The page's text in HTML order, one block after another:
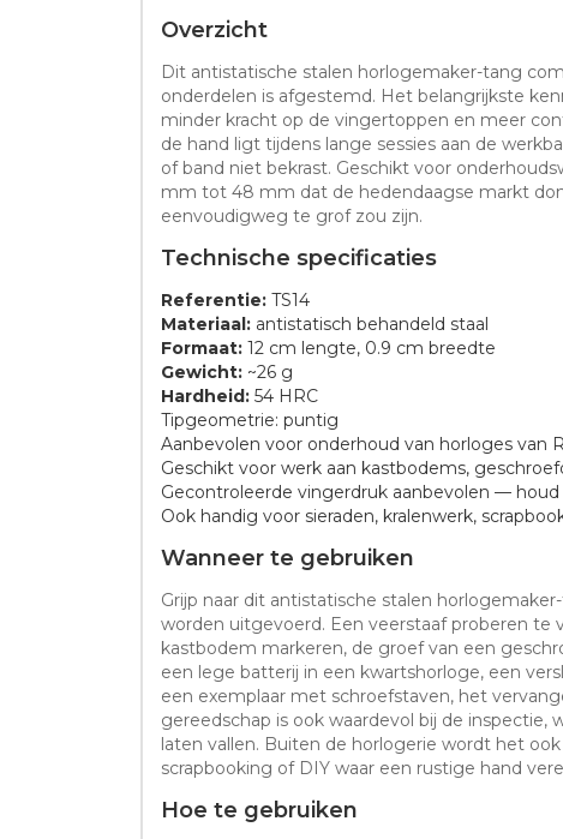
Overzicht
Dit antistatische stalen horlogemaker-tang
onderdelen is afgestemd. Het belangrijkste
minder kracht op de vingertoppen en meer
de hand ligt tijdens lange sessies aan de
of band niet bekrast. Geschikt voor
mm tot 48 mm dat de hedendaagse markt
eenvoudigweg te grof zou zijn.
Technische specificaties
Referentie: TS14
Materiaal: antistatisch behandeld staal
Formaat: 12 cm lengte, 0.9 cm breedte
Gewicht: ~26 g
Hardheid: 54 HRC
Tipgeometrie: puntig
Aanbevolen voor onderhoud van horloges van
Geschikt voor werk aan kastbodems,
Gecontroleerde vingerdruk aanbevolen —
Ook handig voor sieraden, kralenwerk,
Wanneer te gebruiken
Grijp naar dit antistatische stalen
worden uitgevoerd. Een veerstaaf proberen te
kastbodem markeren, de groef van een
een lege batterij in een kwartshorloge, een
een exemplaar met schroefstaven, het
gereedschap is ook waardevol bij de
laten vallen. Buiten de horlogerie wordt het
scrapbooking of DIY waar een rustige hand
Hoe te gebruiken